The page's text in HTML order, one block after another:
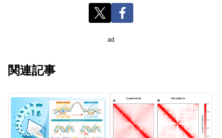
ad
関連記事